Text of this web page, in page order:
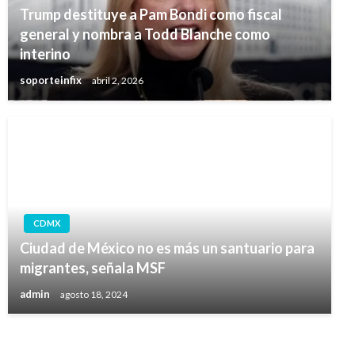
Trump destituye a Pam Bondi como fiscal
general y nombra a Todd Blanche como
interino
soporteinfix abril 2, 2026
CDMX
Ciudad de México no es más un santuario para
migrantes, señala MSF
admin agosto 18, 2024